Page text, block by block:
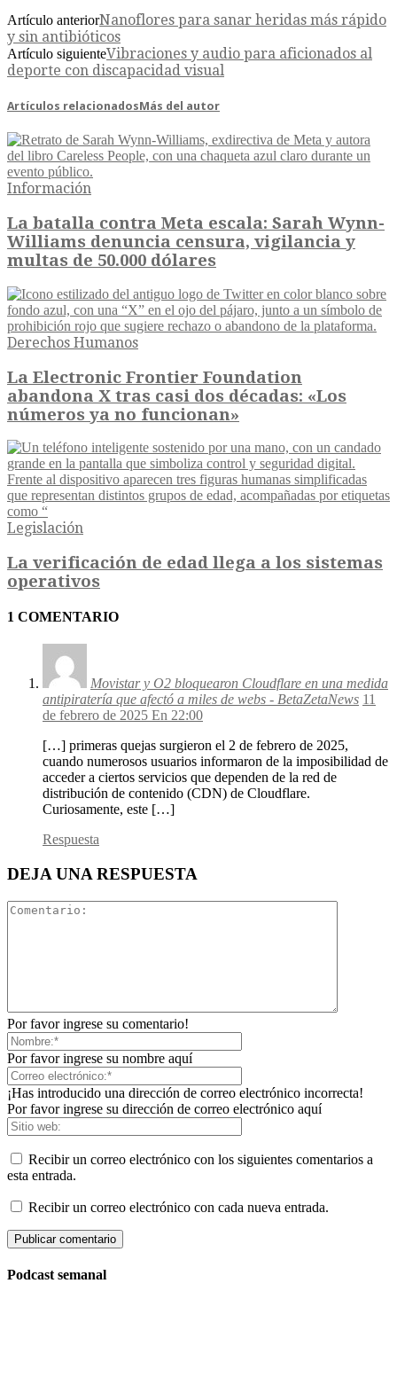
Artículo anteriorNanoflores para sanar heridas más rápido
y sin antibióticos
Artículo siguienteVibraciones y audio para aficionados al
deporte con discapacidad visual
Artículos relacionadosMás del autor
Información
La batalla contra Meta escala: Sarah Wynn-
Williams denuncia censura, vigilancia y
multas de 50.000 dólares
Derechos Humanos
La Electronic Frontier Foundation
abandona X tras casi dos décadas: «Los
números ya no funcionan»
Legislación
La verificación de edad llega a los sistemas
operativos
1 COMENTARIO
Movistar y O2 bloquearon Cloudflare en una medida
antipiratería que afectó a miles de webs - BetaZetaNews 11
de febrero de 2025 En 22:00
[…] primeras quejas surgieron el 2 de febrero de 2025,
cuando numerosos usuarios informaron de la imposibilidad de
acceder a ciertos servicios que dependen de la red de
distribución de contenido (CDN) de Cloudflare.
Curiosamente, este […]
Respuesta
DEJA UNA RESPUESTA
Por favor ingrese su comentario!
Por favor ingrese su nombre aquí
¡Has introducido una dirección de correo electrónico incorrecta!
Por favor ingrese su dirección de correo electrónico aquí
Recibir un correo electrónico con los siguientes comentarios a
esta entrada.
Recibir un correo electrónico con cada nueva entrada.
Podcast semanal